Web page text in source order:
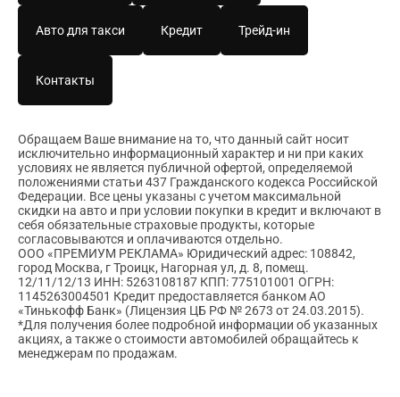
Авто для такси Кредит Трейд-ин
Контакты
Обращаем Ваше внимание на то, что данный сайт носит
исключительно информационный характер и ни при каких
условиях не является публичной офертой, определяемой
положениями статьи 437 Гражданского кодекса Российской
Федерации. Все цены указаны с учетом максимальной
скидки на авто и при условии покупки в кредит и включают в
себя обязательные страховые продукты, которые
согласовываются и оплачиваются отдельно.
ООО «ПРЕМИУМ РЕКЛАМА» Юридический адрес: 108842,
город Москва, г Троицк, Нагорная ул, д. 8, помещ.
12/11/12/13 ИНН: 5263108187 КПП: 775101001 ОГРН:
1145263004501 Кредит предоставляется банком АО
«Тинькофф Банк» (Лицензия ЦБ РФ № 2673 от 24.03.2015).
*Для получения более подробной информации об указанных
акциях, а также о стоимости автомобилей обращайтесь к
менеджерам по продажам.